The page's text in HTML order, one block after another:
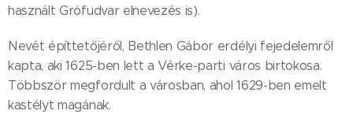
használt Grófudvar elnevezés is).
Nevét építtetőjéről, Bethlen Gábor erdélyi fejedelemről
kapta, aki 1625-ben lett a Vérke-parti város birtokosa.
Többször megfordult a városban, ahol 1629-ben emelt
kastélyt magának.